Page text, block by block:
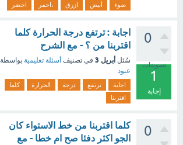
ضوء
أبيض ازرق ،احمر اخضر
0
تصويتات
1
إجابة
اجابة : ترتفع درجة الحرارة كلما
اقتربنا من ؟ - مع الشرح
سُئل أبريل 3 في تصنيف أسئلة تعليمية بواسطة
عبود
اجابة ترتفع درجة الحرارة
كلما
اقتربنا
0
كلما اقتربنا من خط الاستواء كان
الجو اكثر دفئا صح ام خطا - مع